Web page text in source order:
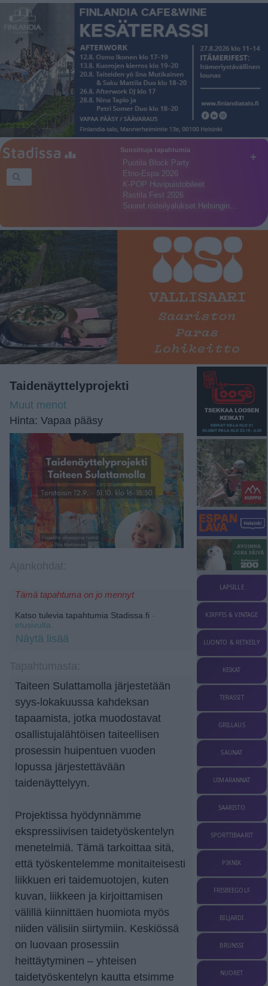
+
Suosittuja tapahtumia
Puotila Block Party
Etno-Espa 2026
K-POP Huvipuistobileet
Rastila Fest 2026
Suuret risteilyalukset Helsingin…
Taidenäyttelyprojekti
Muut menot
Hinta: Vapaa pääsy
Tämä tapahtuma on jo mennyt
Katso tulevia tapahtumia Stadissa.fi -
etusivulta.
Näytä lisää
Taiteen Sulattamolla järjestetään
syys-lokakuussa kahdeksan
tapaamista, jotka muodostavat
osallistujalähtöisen taiteellisen
prosessin huipentuen vuoden
lopussa järjestettävään
taidenäyttelyyn.
Projektissa hyödynnämme
ekspressiivisen taidetyöskentelyn
menetelmiä. Tämä tarkoittaa sitä,
että työskentelemme monitaiteisesti
liikkuen eri taidemuotojen, kuten
kuvan, liikkeen ja kirjoittamisen
välillä kiinnittäen huomiota myös
niiden välisiin siirtymiin. Keskiössä
on luovaan prosessiin
heittäytyminen – yhteisen
taidetyöskentelyn kautta etsimme
LAPSILLE
KIRPPIS & VINTAGE
LUONTO & RETKEILY
KEIKAT
TERASSIT
GRILLAUS
SAUNAT
UIMARANNAT
SAARISTO
SPORTTIBAARIT
PIKNIK
FRISBEEGOLF
BILJARDI
BRUNSSI
NUORET